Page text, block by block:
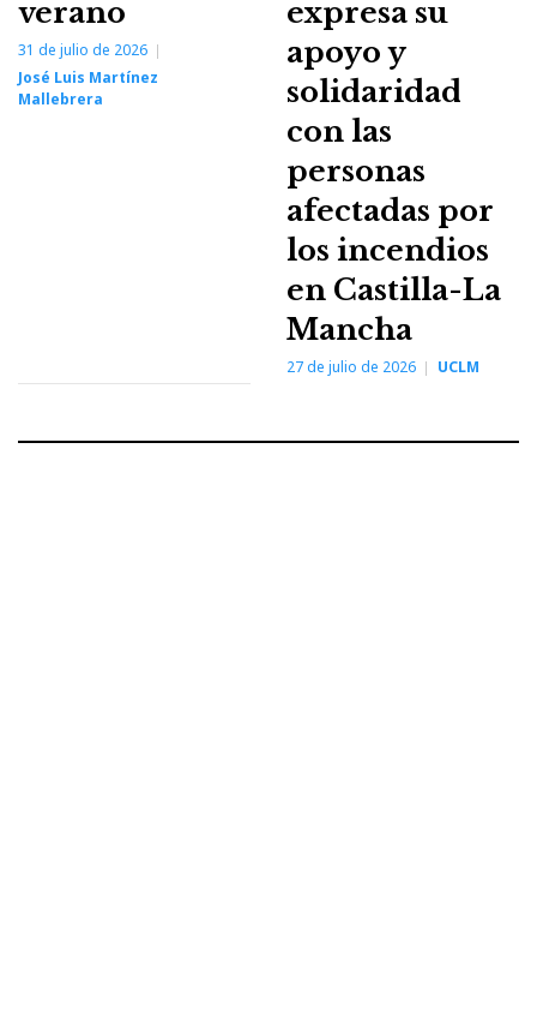
verano
31 de julio de 2026
José Luis Martínez
Mallebrera
expresa su
apoyo y
solidaridad
con las
personas
afectadas por
los incendios
en Castilla-La
Mancha
27 de julio de 2026 UCLM